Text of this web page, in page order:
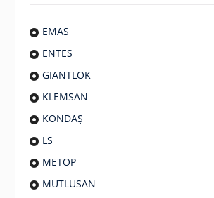
EMAS
ENTES
GIANTLOK
KLEMSAN
KONDAŞ
LS
METOP
MUTLUSAN